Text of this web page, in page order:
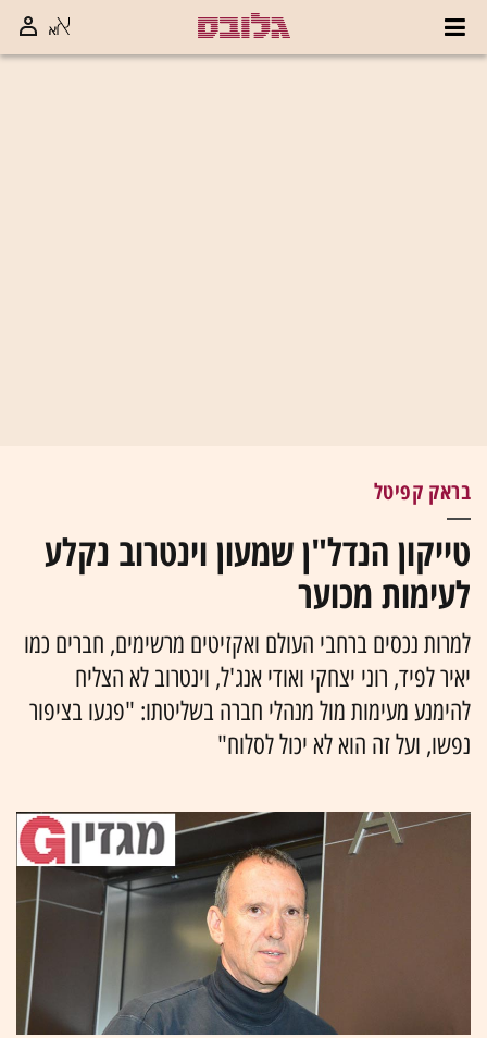
בראק קפיטל
טייקון הנדל"ן שמעון וינטרוב נקלע
לעימות מכוער
למרות נכסים ברחבי העולם ואקזיטים מרשימים, חברים כמו
יאיר לפיד, רוני יצחקי ואודי אנג'ל, וינטרוב לא הצליח
להימנע מעימות מול מנהלי חברה בשליטתו: "פגעו בציפור
נפשו, ועל זה הוא לא יכול לסלוח"